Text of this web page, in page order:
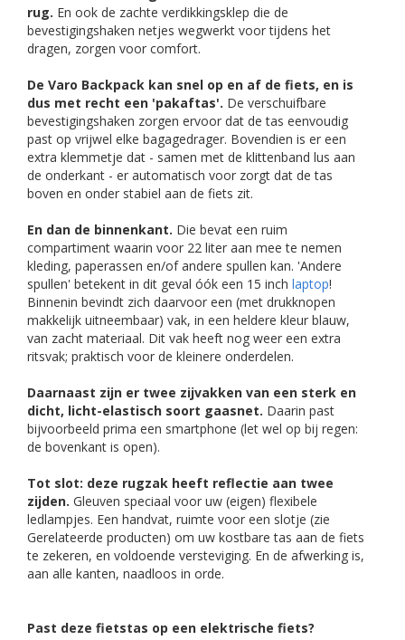
rug. En ook de zachte verdikkingsklep die de
bevestigingshaken netjes wegwerkt voor tijdens het
dragen, zorgen voor comfort.
De Varo Backpack kan snel op en af de fiets, en is
dus met recht een 'pakaftas'. De verschuifbare
bevestigingshaken zorgen ervoor dat de tas eenvoudig
past op vrijwel elke bagagedrager. Bovendien is er een
extra klemmetje dat - samen met de klittenband lus aan
de onderkant - er automatisch voor zorgt dat de tas
boven en onder stabiel aan de fiets zit.
En dan de binnenkant. Die bevat een ruim
compartiment waarin voor 22 liter aan mee te nemen
kleding, paperassen en/of andere spullen kan. 'Andere
spullen' betekent in dit geval óók een 15 inch laptop!
Binnenin bevindt zich daarvoor een (met drukknopen
makkelijk uitneembaar) vak, in een heldere kleur blauw,
van zacht materiaal. Dit vak heeft nog weer een extra
ritsvak; praktisch voor de kleinere onderdelen.
Daarnaast zijn er twee zijvakken van een sterk en
dicht, licht-elastisch soort gaasnet. Daarin past
bijvoorbeeld prima een smartphone (let wel op bij regen:
de bovenkant is open).
Tot slot: deze rugzak heeft reflectie aan twee
zijden. Gleuven speciaal voor uw (eigen) flexibele
ledlampjes. Een handvat, ruimte voor een slotje (zie
Gerelateerde producten) om uw kostbare tas aan de fiets
te zekeren, en voldoende versteviging. En de afwerking is,
aan alle kanten, naadloos in orde.
Past deze fietstas op een elektrische fiets?